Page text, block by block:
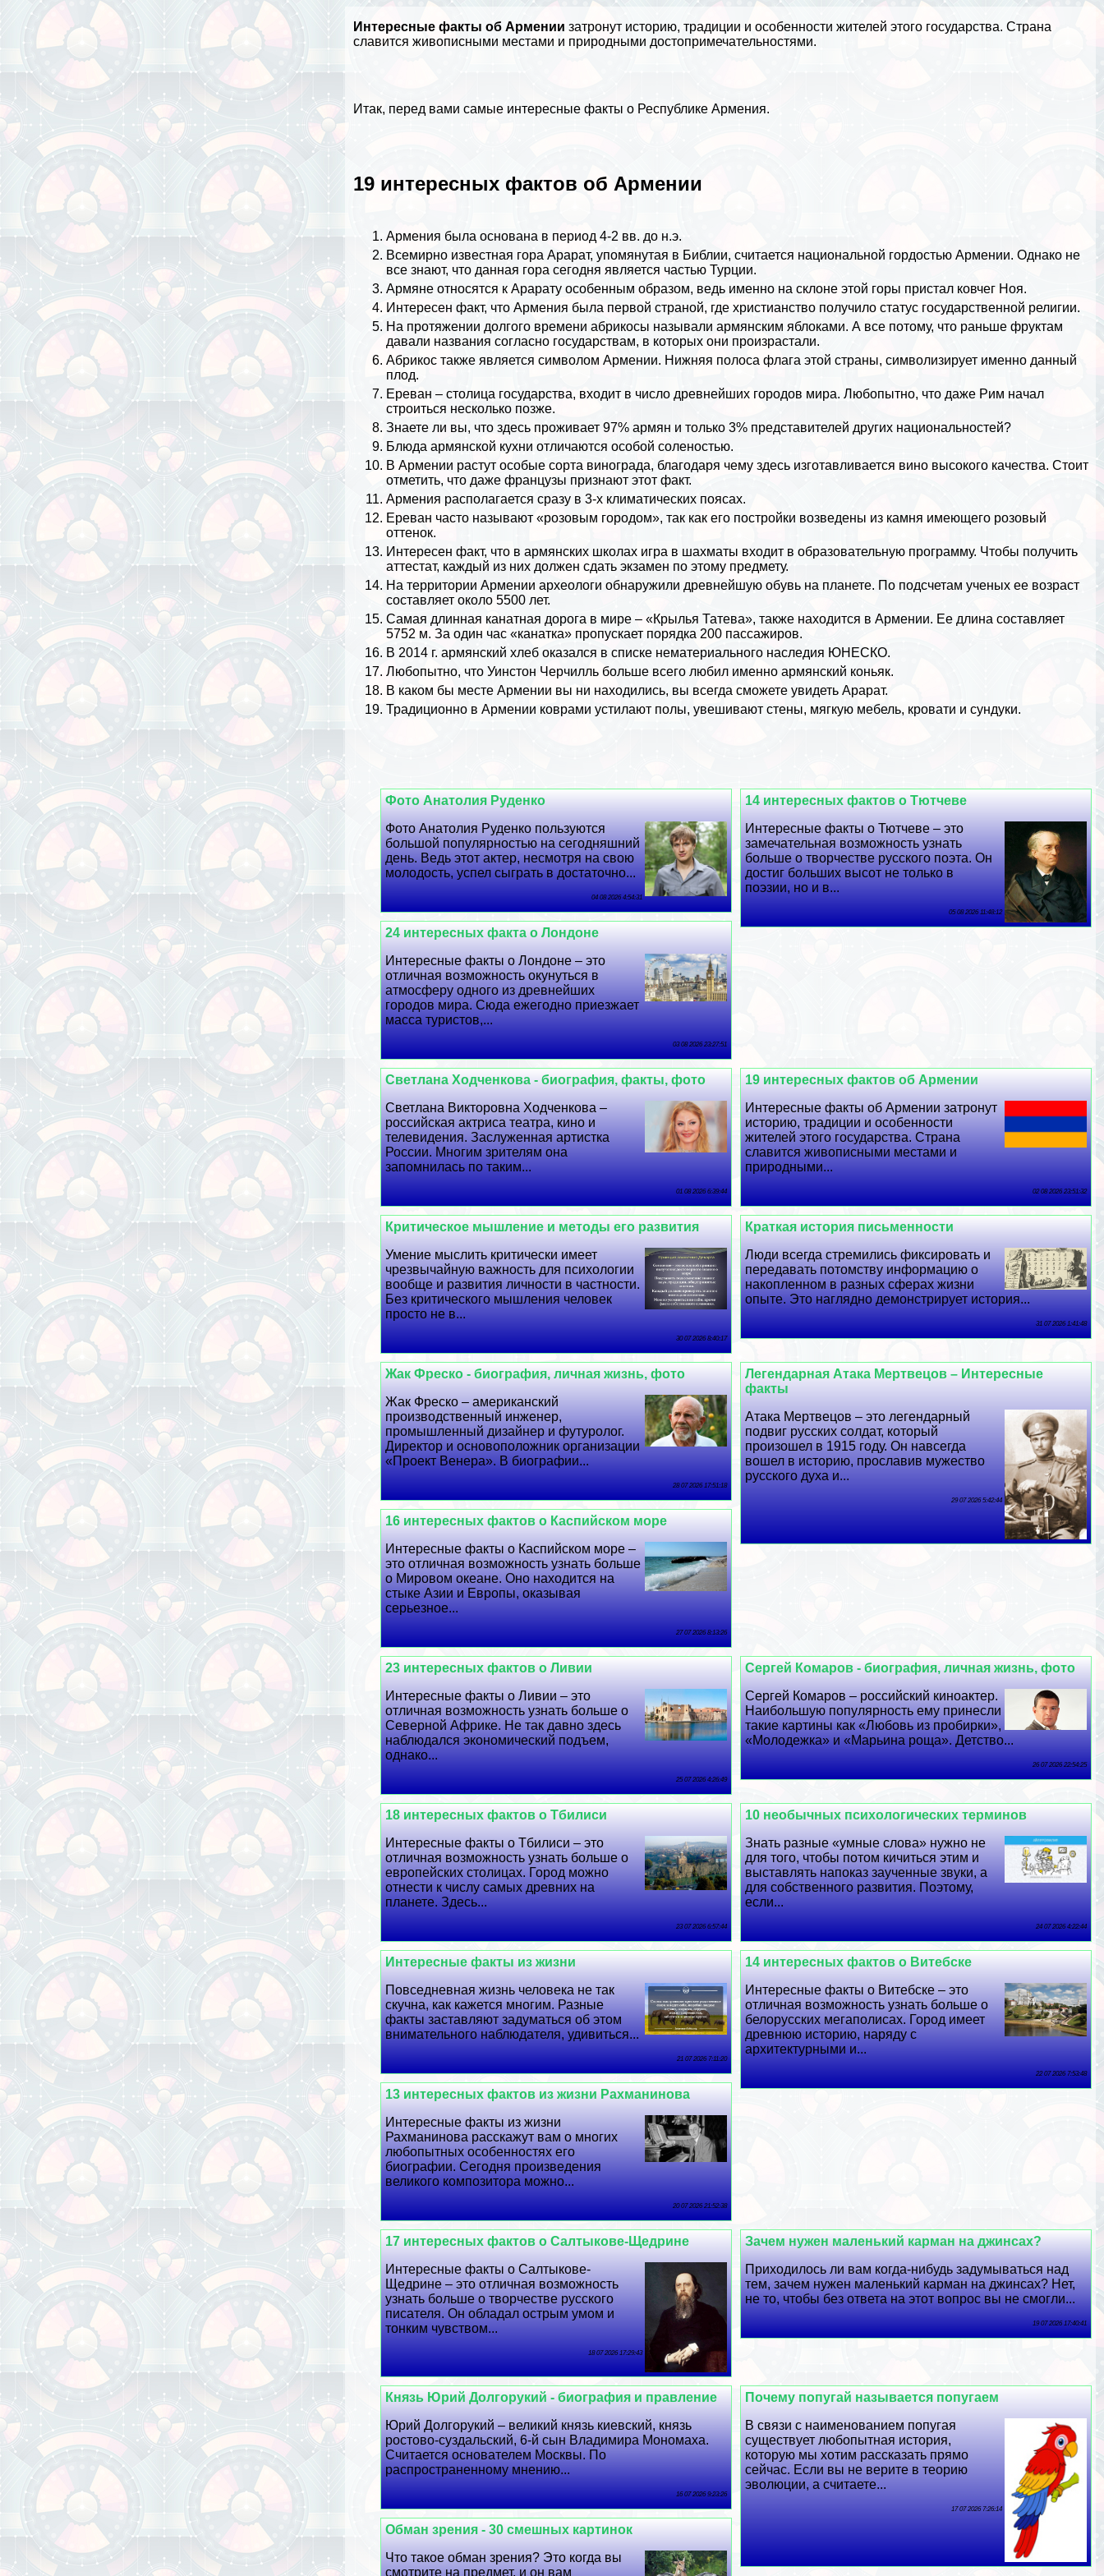
Интересные факты об Армении затронут историю, традиции и особенности жителей этого государства. Страна
славится живописными местами и природными достопримечательностями.
Итак, перед вами самые интересные факты о Республике Армения.
19 интересных фактов об Армении
Армения была основана в период 4-2 вв. до н.э.
Всемирно известная гора Арарат, упомянутая в Библии, считается национальной гордостью Армении. Однако не
все знают, что данная гора сегодня является частьюТурции.
Армяне относятся к Арарату особенным образом, ведь именно на склоне этой горы пристал ковчег Ноя.
Интересен факт, что Армения была первой страной, где христианство получило статус государственной религии.
На протяжении долгого времени абрикосы называли армянским яблоками. А все потому, что раньше фруктам
давали названия согласно государствам, в которых они произрастали.
Абрикос также является символом Армении. Нижняя полоса флага этой страны, символизирует именно данный
плод.
Ереван – столица государства, входит в число древнейших городов мира. Любопытно, что даже Рим начал
строиться несколько позже.
Знаете ли вы, что здесь проживает 97% армян и только 3% представителей других национальностей?
Блюда армянской кухни отличаются особой соленостью.
В Армении растут особые сорта винограда, благодаря чему здесь изготавливается вино высокого качества. Стоит
отметить, что даже французы признают этот факт.
Армения располагается сразу в 3-х климатических поясах.
Ереван часто называют «розовым городом», так как его постройки возведены из камня имеющего розовый
оттенок.
Интересен факт, что в армянских школах игра в шахматы входит в образовательную программу. Чтобы получить
аттестат, каждый из них должен сдать экзамен по этому предмету.
На территории Армении археологи обнаружили древнейшую обувь на планете. По подсчетам ученых ее возраст
составляет около 5500 лет.
Самая длинная канатная дорога в мире – «Крылья Татева», также находится в Армении. Ее длина составляет
5752 м. За один час «канатка» пропускает порядка 200 пассажиров.
В 2014 г. армянский хлеб оказался в списке нематериального наследия ЮНЕСКО.
Любопытно, чтоУинстон Черчилль больше всего любил именно армянский коньяк.
В каком бы месте Армении вы ни находились, вы всегда сможете увидеть Арарат.
Традиционно в Армении коврами устилают полы, увешивают стены, мягкую мебель, кровати и сундуки.
14 интересных фактов о Тютчеве
Интересные факты о Тютчеве – это
замечательная возможность узнать
больше о творчестве русского поэта. Он
достиг больших высот не только в
поэзии, но и в...
05 08 2026 11:48:12
Фото Анатолия Руденко
Фото Анатолия Руденко пользуются
большой популярностью на сегодняшний
день. Ведь этот актер, несмотря на свою
молодость, успел сыграть в достаточно...
04 08 2026 4:54:31
24 интересных факта о Лондоне
Интересные факты о Лондоне – это
отличная возможность окунуться в
атмосферу одного из древнейших
городов мира. Сюда ежегодно приезжает
масса туристов,...
03 08 2026 23:27:51
19 интересных фактов об Армении
Интересные факты об Армении затронут
историю, традиции и особенности
жителей этого государства. Страна
славится живописными местами и
природными...
02 08 2026 23:51:32
Светлана Ходченкова - биография, факты, фото
Светлана Викторовна Ходченкова –
российская актриса театра, кино и
телевидения. Заслуженная артистка
России. Многим зрителям она
запомнилась по таким...
01 08 2026 6:39:44
Краткая история письменности
Люди всегда стремились фиксировать и
передавать потомству информацию о
накопленном в разных сферах жизни
опыте. Это наглядно демонстрирует история...
31 07 2026 1:41:48
Критическое мышление и методы его развития
Умение мыслить критически имеет
чрезвычайную важность для психологии
вообще и развития личности в частности.
Без критического мышления человек
просто не в...
30 07 2026 8:40:17
Легендарная Атака Мертвецов – Интересные
факты
Атака Мертвецов – это легендарный
подвиг русских солдат, который
произошел в 1915 году. Он навсегда
вошел в историю, прославив мужество
русского духа и...
29 07 2026 5:42:44
Жак Фреско - биография, личная жизнь, фото
Жак Фреско – американский
производственный инженер,
промышленный дизайнер и футуролог.
Директор и основоположник организации
«Проект Венера». В биографии...
28 07 2026 17:51:18
16 интересных фактов о Каспийском море
Интересные факты о Каспийском море –
это отличная возможность узнать больше
о Мировом океане. Оно находится на
стыке Азии и Европы, оказывая
серьезное...
27 07 2026 8:13:26
Сергeй Комаров - биография, личная жизнь, фото
Сергeй Комаров – российский киноактер.
Наибольшую популярность ему принесли
такие картины как «Любовь из пробирки»,
«Молодежка» и «Марьина роща». Детство...
26 07 2026 22:54:25
23 интересных фактов о Ливии
Интересные факты о Ливии – это
отличная возможность узнать больше о
Северной Африке. Не так давно здесь
наблюдался экономический подъем,
однако...
25 07 2026 4:26:49
10 необычных психологических терминов
Знать разные «умные слова» нужно не
для того, чтобы потом кичиться этим и
выставлять напоказ заученные звуки, а
для собственного развития. Поэтому,
если...
24 07 2026 4:22:44
18 интересных фактов о Тбилиси
Интересные факты о Тбилиси – это
отличная возможность узнать больше о
европейских столицах. Город можно
отнести к числу самых древних на
планете. Здесь...
23 07 2026 6:57:44
14 интересных фактов о Витебске
Интересные факты о Витебске – это
отличная возможность узнать больше о
белорусских мегаполисах. Город имеет
древнюю историю, наряду с
архитектурными и...
22 07 2026 7:53:48
Интересные факты из жизни
Повседневная жизнь человека не так
скучна, как кажется многим. Разные
факты заставляют задуматься об этом
внимательного наблюдателя, удивиться...
21 07 2026 7:11:20
13 интересных фактов из жизни Рахманинова
Интересные факты из жизни
Рахманинова расскажут вам о многих
любопытных особенностях его
биографии. Сегодня произведения
великого композитора можно...
20 07 2026 21:52:38
Зачем нужен маленький карман на джинсах?
Приходилось ли вам когда-нибудь задумываться над
тем, зачем нужен маленький карман на джинсах? Нет,
не то, чтобы без ответа на этот вопрос вы не смогли...
19 07 2026 17:40:41
17 интересных фактов о Салтыкове-Щедрине
Интересные факты о Салтыкове-
Щедрине – это отличная возможность
узнать больше о творчестве русского
писателя. Он обладал острым умом и
тонким чувством...
18 07 2026 17:29:43
Почему попугай называется попугаем
В связи с наименованием попугая
существует любопытная история,
которую мы хотим рассказать прямо
сейчас. Если вы не верите в теорию
эволюции, а считаете...
17 07 2026 7:26:14
Князь Юрий Долгорукий - биография и правление
Юрий Долгорукий – великий князь киевский, князь
ростово-суздальский, 6-й сын Владимира Мономаха.
Считается основателем Москвы. По
распространенному мнению...
16 07 2026 9:23:26
Обман зрения - 30 смешных картинок
Что такое обман зрения? Это когда вы
смотрите на предмет, и он вам